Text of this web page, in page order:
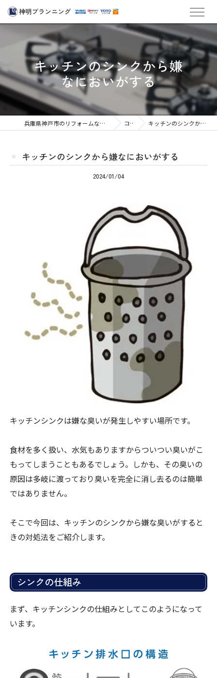
キッチンのシンクから嫌
なにおいがする
兵庫県神戸市のリフォームなら株式会社神明プランニング コラム キッチンのシンクから嫌なにおいがする
キッチンのシンクから嫌なにおいがする
2024/01/04
キッチンシンクは嫌な臭いが発生しやすい場所です。
食材を多く扱い、水気もありますからついつい臭いがこ
もってしまうこともあるでしょう。しかも、その臭いの
原因は多岐に渡っており臭いを完全に消し去るのは簡単
ではありません。
そこで今回は、キッチンのシンクから嫌な臭いがすると
きの対処法をご紹介します。
シンクの仕組み
まず、キッチンシンクの仕組みとしてこのようになって
います。